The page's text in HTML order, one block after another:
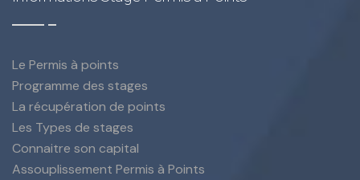
Le Permis à points
Programme des stages
La récupération de points
Les Types de stages
Connaitre son capital
Assouplissement Permis à Points